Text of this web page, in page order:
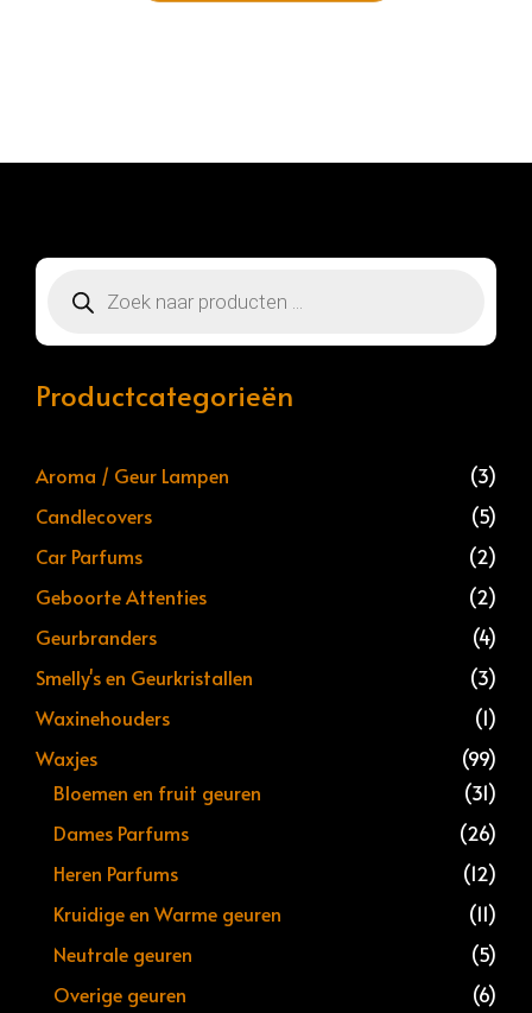
zoeken
Productcategorieën
Aroma / Geur Lampen
(3)
Candlecovers
(5)
Car Parfums
(2)
Geboorte Attenties
(2)
Geurbranders
(4)
Smelly's en Geurkristallen
(3)
Waxinehouders
(1)
Waxjes
(99)
Bloemen en fruit geuren
(31)
Dames Parfums
(26)
Heren Parfums
(12)
Kruidige en Warme geuren
(11)
Neutrale geuren
(5)
Overige geuren
(6)